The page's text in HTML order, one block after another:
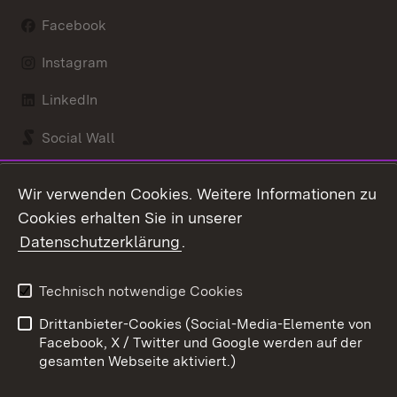
Facebook
Instagram
LinkedIn
Social Wall
Kontakt
Barrierefreiheit
Impressum
Cookies
Wir verwenden Cookies. Weitere Informationen zu
Cookies erhalten Sie in unserer
Datenschutzerklärung.
Technisch notwendige Cookies
Drittanbieter-Cookies (Social-Media-Elemente von
Facebook, X / Twitter und Google werden auf der
gesamten Webseite aktiviert.)